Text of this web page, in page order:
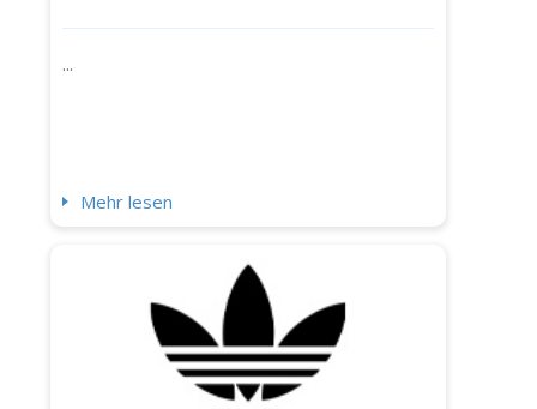
...
Mehr lesen